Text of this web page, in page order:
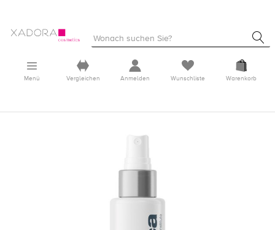
Menü Vergleichen Anmelden Wunschliste Warenkorb